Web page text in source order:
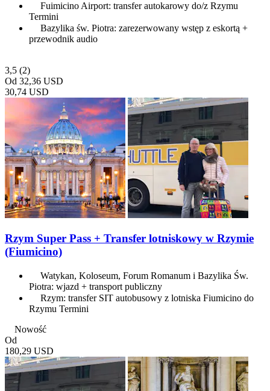
Fuimicino Airport: transfer autokarowy do/z Rzymu
Termini
Bazylika św. Piotra: zarezerwowany wstęp z eskortą +
przewodnik audio
3,5 (2)
Od 32,36 USD
30,74 USD
Rzym Super Pass + Transfer lotniskowy w Rzymie
(Fiumicino)
Watykan, Koloseum, Forum Romanum i Bazylika Św.
Piotra: wjazd + transport publiczny
Rzym: transfer SIT autobusowy z lotniska Fiumicino do
Rzymu Termini
Nowość
Od
180,29 USD